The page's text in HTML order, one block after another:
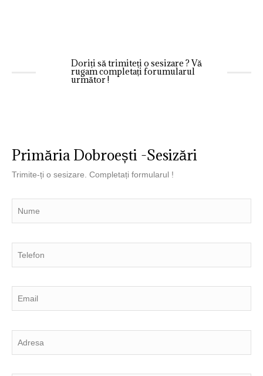
Doriți să trimiteți o sesizare ? Vă
rugam completați forumularul
următor !
Primăria Dobroești -Sesizări
Trimite-ți o sesizare. Completați formularul !